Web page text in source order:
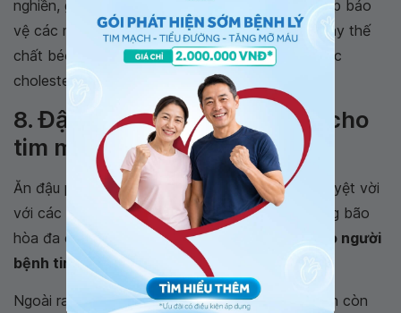
nghiền, giàu chất chống oxy hóa tốt cho tim, giúp bảo
vệ các mạch máu của bạn. Dùng dầu ô liu để thay thế
chất béo bão hòa (như bơ) có thể giúp giảm mức
cholesterol.
8. Đậu phụ là thực phẩm tốt cho
tim mạch
Ăn đậu phụ sẽ cung cấp một loại protein chay tuyệt vời
với các khoáng chất, chất xơ và chất béo không bão
hòa đa có lợi cho tim, đây làthực phẩm tốt cho người
bệnh timnên sử dụng.
Ngoài ra, những loại thực phẩm tốt cho tim mạch còn